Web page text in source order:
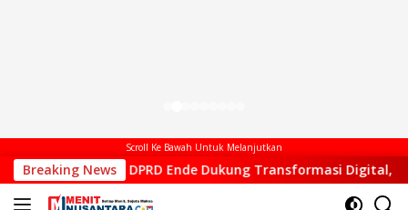
Scroll Ke Bawah Untuk Melanjutkan
Breaking News
Ende Dukung Transformasi Digital, Hadiri Peluncuran